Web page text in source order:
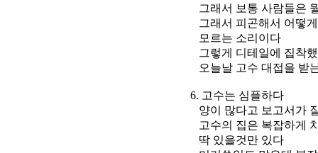
그래서 보통 사람들은 뭘
그래서 피곤해서 어떻게
모르는 소리이다
그렇게 디테일에 집착했
오늘날 고수 대접을 받
6. 고수는 심플하다
양이 많다고 보고서가 잘
고수의 집은 복잡하게 치
딱 있을것만 있다